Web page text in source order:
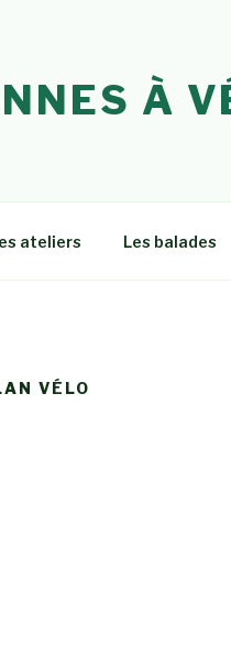
À
ateliers Les balades
VÉLO